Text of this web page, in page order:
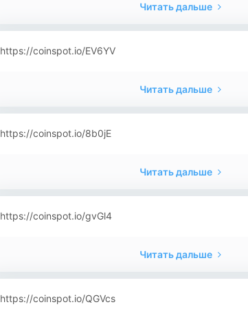
Читать дальше
https://coinspot.io/EV6YV
Читать дальше
https://coinspot.io/8b0jE
Читать дальше
https://coinspot.io/gvGl4
Читать дальше
https://coinspot.io/QGVcs